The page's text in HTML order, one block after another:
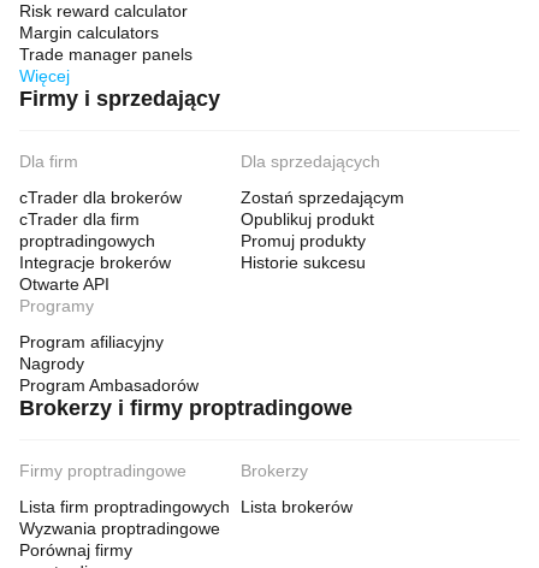
Risk reward calculator
Margin calculators
Trade manager panels
Więcej
Firmy i sprzedający
Dla firm
cTrader dla brokerów
cTrader dla firm
proptradingowych
Integracje brokerów
Otwarte API
Dla sprzedających
Zostań sprzedającym
Opublikuj produkt
Promuj produkty
Historie sukcesu
Programy
Program afiliacyjny
Nagrody
Program Ambasadorów
Brokerzy i firmy proptradingowe
Firmy proptradingowe
Lista firm proptradingowych
Wyzwania proptradingowe
Porównaj firmy
Brokerzy
Lista brokerów